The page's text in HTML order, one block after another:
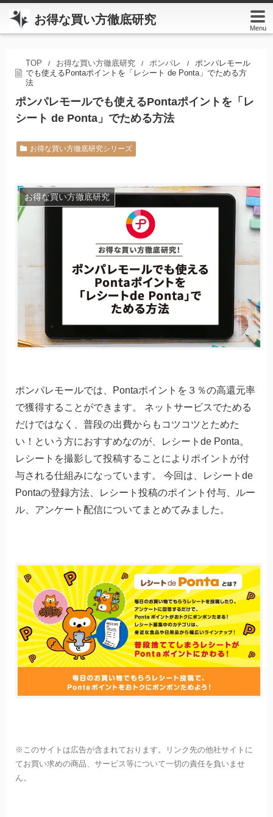
お得な買い方徹底研究
Menu
TOP / お得な買い方徹底研究 / ポンパレ /
ポンパレモール
でも使えるPontaポイントを「レシート de Ponta」でためる方
法
ポンパレモールでも使えるPontaポイントを「レ
シート de Ponta」でためる方法
お得な買い方徹底研究シリーズ
お得な買い方徹底研究
ポンパレモールでは、Pontaポイントを３％の高還元率
で獲得することができます。 ネットサービスでためる
だけではなく、普段の出費からもコツコツとためた
い！という方におすすめなのが、レシートde Ponta。
レシートを撮影して投稿することによりポイントが付
与される仕組みになっています。 今回は、レシートde
Pontaの登録方法、レシート投稿のポイント付与、ルー
ル、アンケート配信についてまとめてみました。
※このサイトは広告が含まれております。リンク先の他社サイトに
てお買い求めの商品、サービス等について一切の責任を負いませ
ん。